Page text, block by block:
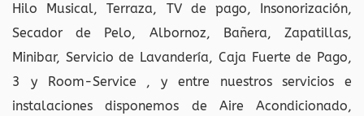
Hilo Musical, Terraza, TV de pago, Insonorización,
Secador de Pelo, Albornoz, Bañera, Zapatillas,
Minibar, Servicio de Lavandería, Caja Fuerte de Pago,
3 y Room-Service , y entre nuestros servicios e
instalaciones disponemos de Aire Acondicionado,